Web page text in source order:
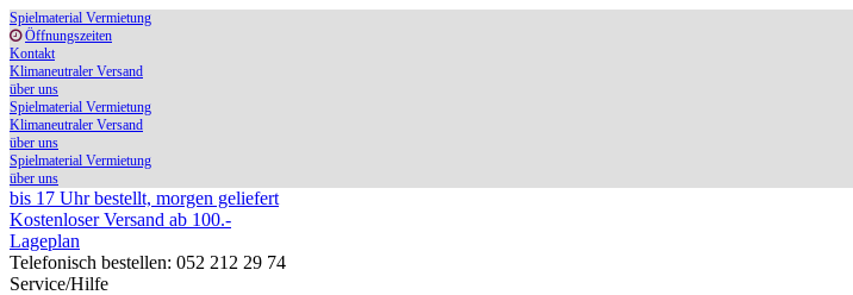
Spielmaterial Vermietung
Öffnungszeiten
Kontakt
Klimaneutraler Versand
über uns
Spielmaterial Vermietung
Klimaneutraler Versand
über uns
Spielmaterial Vermietung
über uns
bis 17 Uhr bestellt, morgen geliefert
Kostenloser Versand ab 100.-
Lageplan
Telefonisch bestellen: 052 212 29 74
Service/Hilfe